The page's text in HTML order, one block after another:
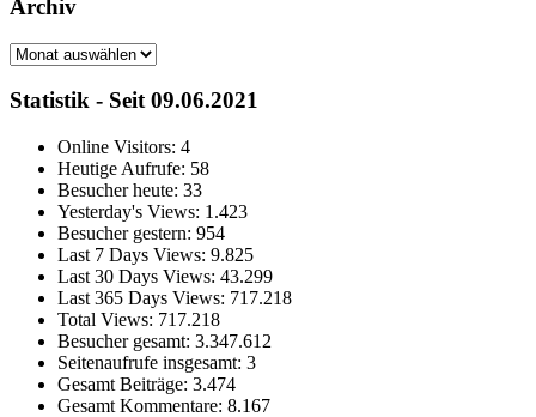
Archiv
Archiv
Statistik - Seit 09.06.2021
Online Visitors: 4
Heutige Aufrufe: 58
Besucher heute: 33
Yesterday's Views: 1.423
Besucher gestern: 954
Last 7 Days Views: 9.825
Last 30 Days Views: 43.299
Last 365 Days Views: 717.218
Total Views: 717.218
Besucher gesamt: 3.347.612
Seitenaufrufe insgesamt: 3
Gesamt Beiträge: 3.474
Gesamt Kommentare: 8.167